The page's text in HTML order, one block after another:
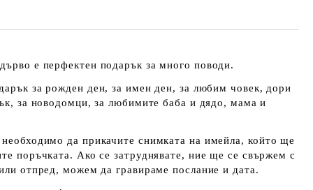
е перфектен подарък за много поводи.
за рожден ден, за имен ден, за любим човек, дори
за новодомци, за любимите баба и дядо, мама и
да прикачите снимката на имейла, който ще
поръчката. Ако се затруднявате, ние ще се свържем с
отпред, можем да гравираме послание и дата.